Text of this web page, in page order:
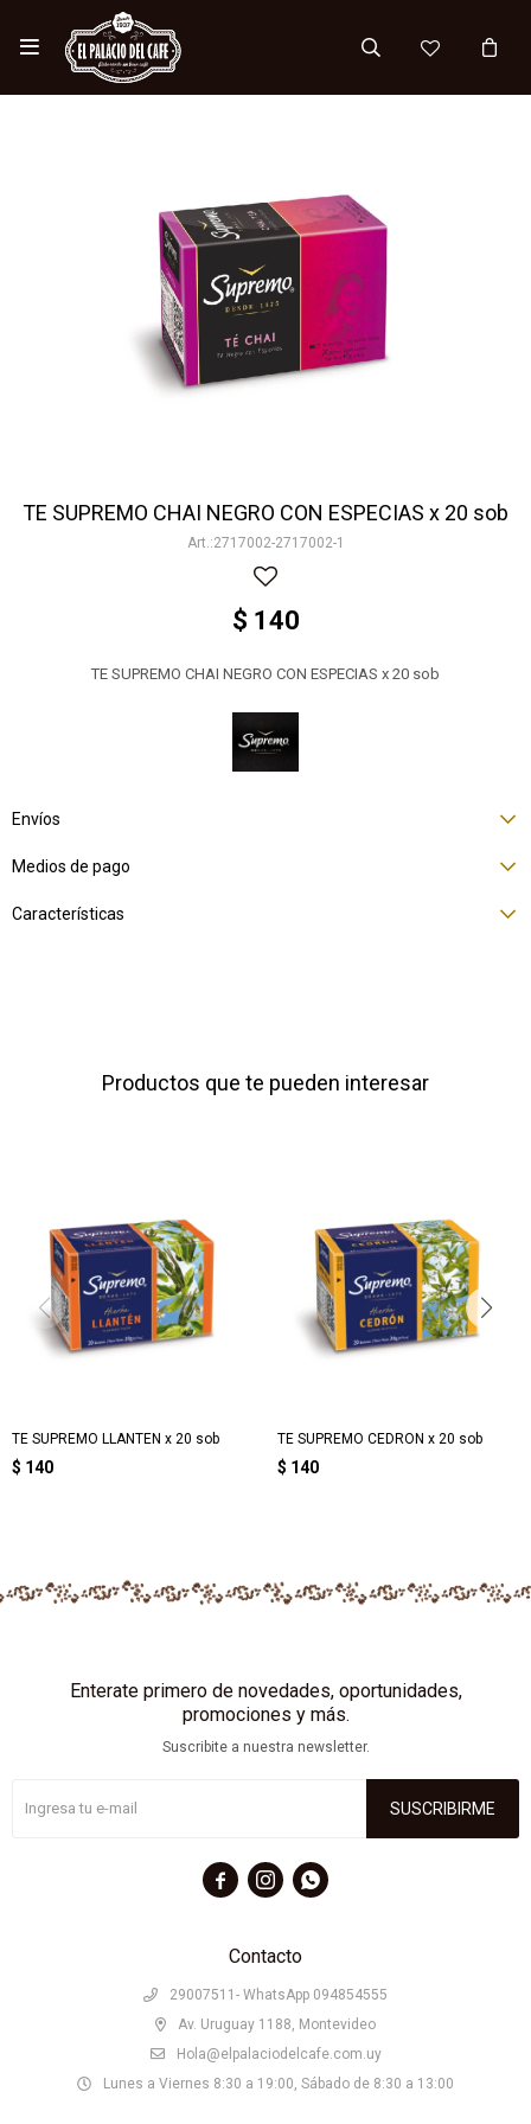

TE SUPREMO CHAI NEGRO CON ESPECIAS x 20 sob
2717002-2717002-1
$ 140
TE SUPREMO CHAI NEGRO CON ESPECIAS x 20 sob
Envíos
Medios de pago
Características
Productos que te pueden interesar
TE SUPREMO LLANTEN x 20 sob
$ 140
TE SUPREMO CEDRON x 20 sob
$ 140
Contacto
29007511- WhatsApp 094854555
Av. Uruguay 1188, Montevideo
Hola@elpalaciodelcafe.com.uy
Lunes a Viernes 8:30 a 19:00, Sábado de 8:30 a 13:00
Enterate primero de novedades, oportunidades,
promociones y más.
Suscribite a nuestra newsletter.
SUSCRIBIRME
  